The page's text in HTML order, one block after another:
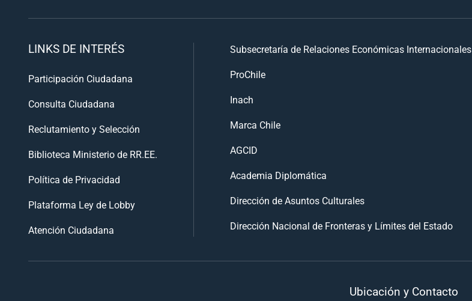
LINKS DE INTERÉS
Participación Ciudadana
Consulta Ciudadana
Reclutamiento y Selección
Biblioteca Ministerio de RR.EE.
Política de Privacidad
Plataforma Ley de Lobby
Atención Ciudadana
Subsecretaría de Relaciones Económicas Internacionales
ProChile
Inach
Marca Chile
AGCID
Academia Diplomática
Dirección de Asuntos Culturales
Dirección Nacional de Fronteras y Límites del Estado
Ubicación y Contacto